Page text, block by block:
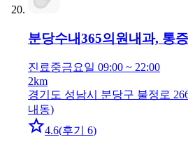
분당수내365의원 내과, 통
진료중금요일 09:00 ~ 22:00
2km
경기도 성남시 분당구 불정로
내동)
4.6(후기 6)